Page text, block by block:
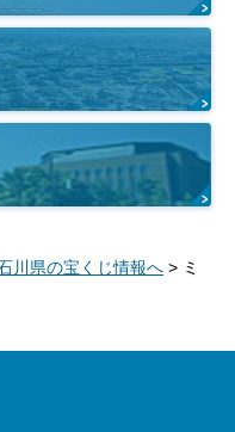
川県の宝くじ情報へ > ミ